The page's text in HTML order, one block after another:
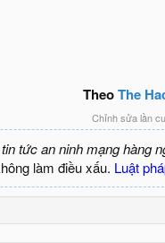
TheoThe
Chỉnh sửa lần
tức an ninh mạng hàng
làm điều xấu. Luật